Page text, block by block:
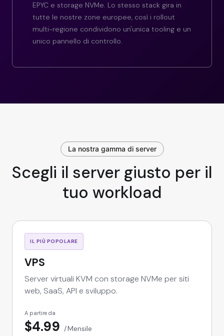
EPYC e storage NVMe. Lo stesso stack gira in
tutte le nostre zone europee, così i rollout
multi-regione condividono un'unica tooling e un
unico pannello di controllo.
La nostra gamma di server
Scegli il server giusto per il
tuo workload
IL PIÙ POPOLARE
VPS
Server virtuali KVM con storage NVMe per siti
web, SaaS, API e sviluppo.
A partire da
$4.99 Mensile